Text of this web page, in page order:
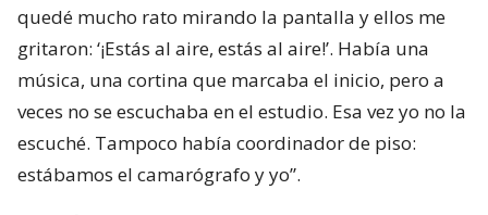
quedé mucho rato mirando la pantalla y ellos me
gritaron: ‘¡Estás al aire, estás al aire!’. Había una
música, una cortina que marcaba el inicio, pero a
veces no se escuchaba en el estudio. Esa vez yo no la
escuché. Tampoco había coordinador de piso:
estábamos el camarógrafo y yo”.